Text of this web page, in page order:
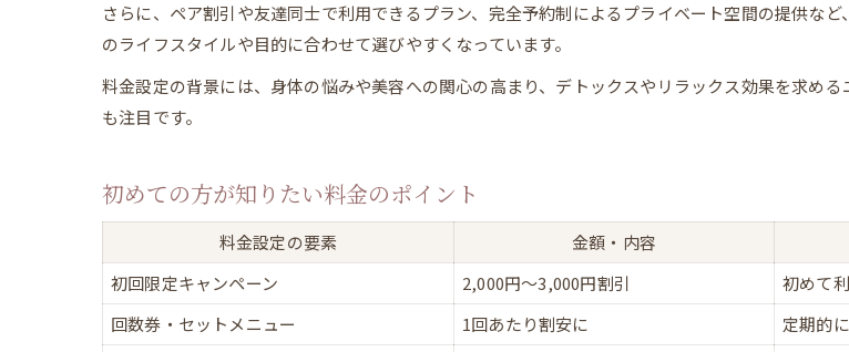
料金目安で選ぶ最適な回数のヒント
よもぎ蒸し料金で変わる体感の違
料金と回数の賢い組み合わせ方
よもぎ蒸し料金で見る回数選びの
回数券利用でお得な料金活用法
さらに、ペア割引や友達同士で利用できるプラン、完全予約制によるプライベート空間の提供な
のライフスタイルや目的に合わせて選びやすくなっています。
料金設定の背景には、身体の悩みや美容への関心の高まり、デトックスやリラックス効果を求め
も注目です。
初めての方が知りたい料金のポイント
料金設定の要素 金額・内容
初回限定キャンペーン
2,000円〜3,000円割引
初めて
回数券・セットメニュー
1回あたり割安に
定期的